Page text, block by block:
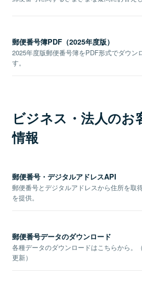
郵便番号簿PDF（2025年度版）
2025年度版郵便番号簿をPDF形式でダウン
す。
ビジネス・法人のお
情報
郵便番号・デジタルアドレスAPI
郵便番号とデジタルアドレスから住所を取
を提供。
郵便番号データのダウンロード
各種データのダウンロードはこちらから。
更新）